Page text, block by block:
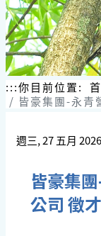
跳
到
主
要
內
容
區
塊
:::你目前位置:
皆豪集團-永青
週三, 27 五月
皆豪集
公司 徵